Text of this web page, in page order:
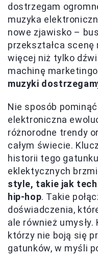
dostrzegam
muzyka
nowe zjawisko –
przekształca
więcej niż tylko
machinę
muzyki
Nie sposób
elektroniczna
różnorodne trendy
całym świecie.
historii tego
eklektycznych
style, takie jak
hip-hop. Takie
doświadczenia,
ale również
którzy nie boją się
gatunków, w myśli